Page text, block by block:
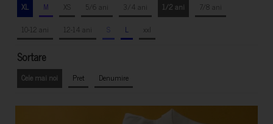
XL M XS 5/6 ani 3/4 ani 1/2 ani
7/8 ani
10-12 ani
12-14 ani S L xxl
Sortare
Cele mai noi Pret Denumire